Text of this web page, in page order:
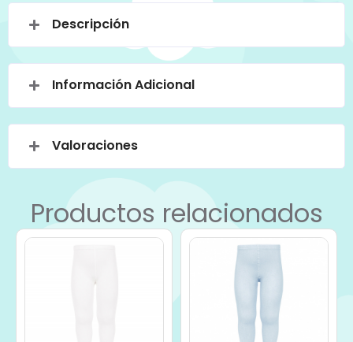
Descripción
Información Adicional
Valoraciones
Productos relacionados